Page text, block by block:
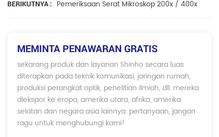
BERIKUTNYA : Pemeriksaan Serat Mikroskop 200x / 400x
MEMINTA PENAWARAN GRATIS
sekarang produk dan layanan Shinho secara luas
diterapkan pada teknik komunikasi, jaringan rumah,
produksi perangkat optik, penelitian ilmiah, dll. mereka
diekspor ke eropa, amerika utara, afrika, amerika
selatan dan negara asia lainnya. pertanyaan, jangan
ragu untuk menghubungi kami!